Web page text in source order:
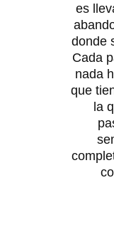
es
donde
Cada
nada
que
la